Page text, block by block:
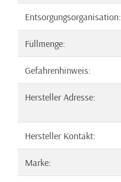
Entsorgungsorganisation:
Füllmenge:
Gefahrenhinweis:
Hersteller Adresse:
Hersteller Kontakt:
Marke: